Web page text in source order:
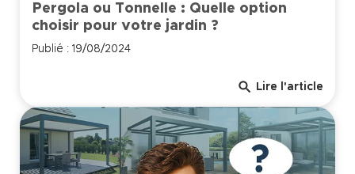
Pergola ou Tonnelle : Quelle option
choisir pour votre jardin ?
Publié : 19/08/2024
search Lire l'article